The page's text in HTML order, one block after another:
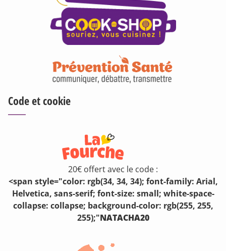
Code et cookie
20€ offert avec le code :
<span style="color: rgb(34, 34, 34); font-family: Arial,
Helvetica, sans-serif; font-size: small; white-space-
collapse: collapse; background-color: rgb(255, 255,
255);"NATACHA20